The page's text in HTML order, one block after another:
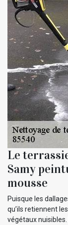
Le
Samy
mousse
Puisque les
qu’ils retiennent
végétaux